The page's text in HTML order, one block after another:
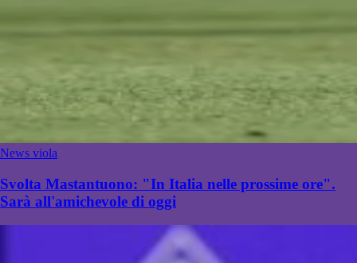
News viola
Svolta Mastantuono: "In Italia nelle prossime ore".
Sarà all'amichevole di oggi